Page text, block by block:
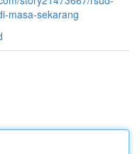
masa-sekarang